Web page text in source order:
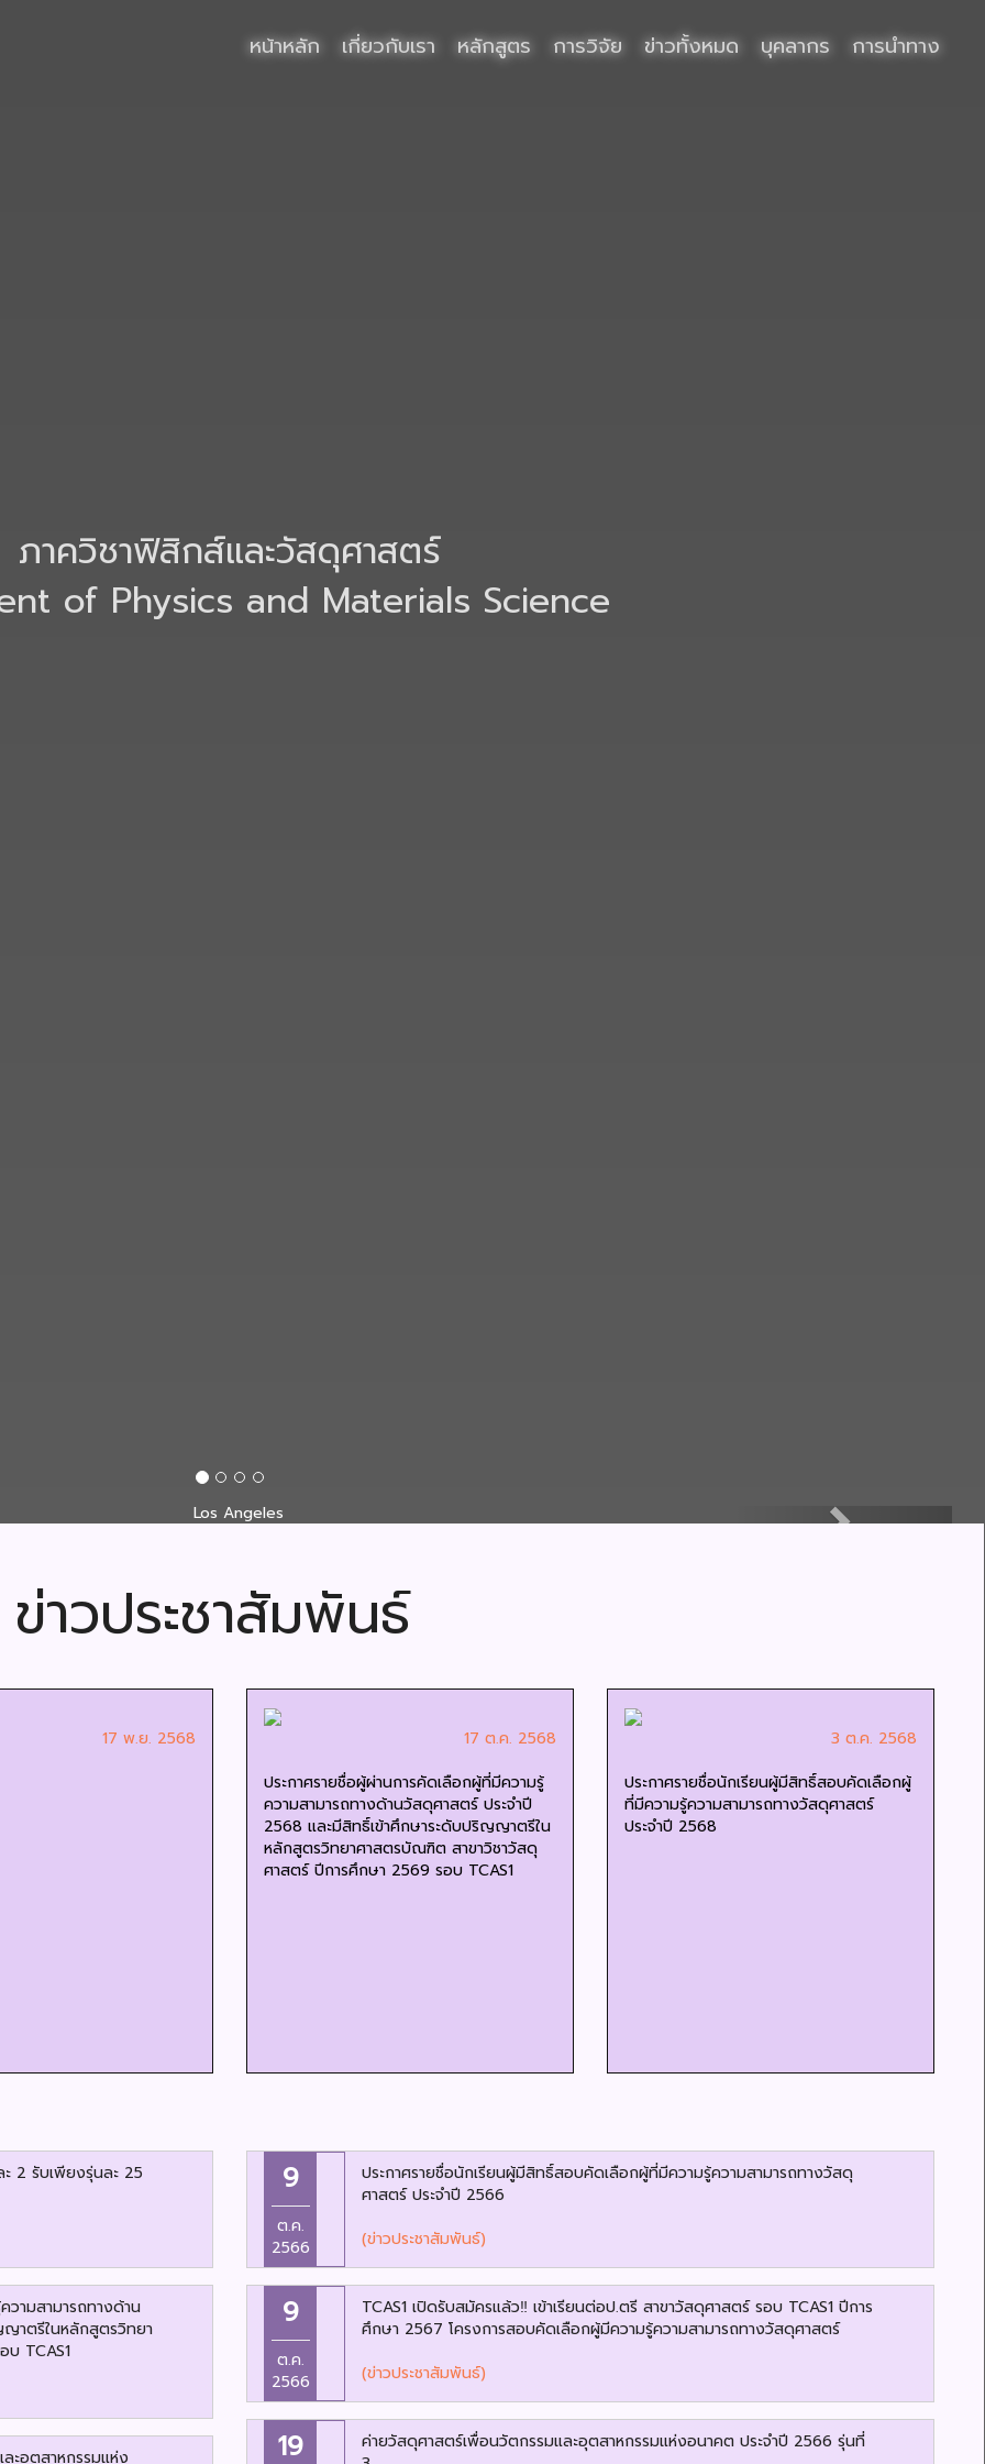
หน้าหลัก เกี่ยวกับเรา หลักสูตร การวิจัย ข่าวทั้งหมด บุคลากร การนำทาง
ภาควิชาฟิสิกส์และวัสดุศาสตร์
of Physics and Materials Science
Next
ข่าวประชาสัมพันธ์
17 พ.ย. 2568
17 ต.ค. 2568
ประกาศรายชื่อผู้ผ่านการคัดเลือกผู้ที่มีความรู้
ความสามารถทางด้านวัสดุศาสตร์ ประจำปี
2568 และมีสิทธิ์เข้าศึกษาระดับปริญญาตรีใน
หลักสูตรวิทยาศาสตรบัณฑิต สาขาวิชาวัสดุ
ศาสตร์ ปีการศึกษา 2569 รอบ TCAS1
3 ต.ค. 2568
ประกาศรายชื่อนักเรียนผู้มีสิทธิ์สอบคัดเลือกผู้
ที่มีความรู้ความสามารถทางวัสดุศาสตร์
ประจำปี 2568
2 รับเพียงรุ่นละ 25
วามสามารถทางด้าน
ญาตรีในหลักสูตรวิทยา
TCAS1
ะอุตสาหกรรมแห่ง
9
ต.ค.
2566
ประกาศรายชื่อนักเรียนผู้มีสิทธิ์สอบคัดเลือกผู้ที่มีความรู้ความสามารถทางวัสดุ
ศาสตร์ ประจำปี 2566
(ข่าวประชาสัมพันธ์)
9
ต.ค.
2566
TCAS1 เปิดรับสมัครแล้ว‼️ เข้าเรียนต่อป.ตรี สาขาวัสดุศาสตร์ รอบ TCAS1 ปีการ
ศึกษา 2567 โครงการสอบคัดเลือกผู้มีความรู้ความสามารถทางวัสดุศาสตร์
(ข่าวประชาสัมพันธ์)
19
ค่ายวัสดุศาสตร์เพื่อนวัตกรรมและอุตสาหกรรมแห่งอนาคต ประจำปี 2566 รุ่นที่